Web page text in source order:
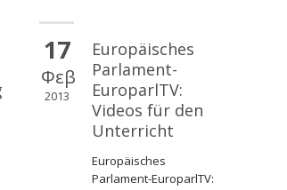
17
Φεβ
2013
Europäisches
Parlament-
EuroparlTV:
Videos für den
Unterricht
Europäisches
Parlament-EuroparlTV: